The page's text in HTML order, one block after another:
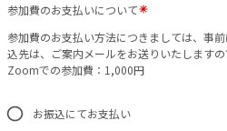
参加費のお支払いについて
参加費のお支払い方法につきましては、事
込先は、ご案内メールをお送りいたしますの
Zoomでの参加費：1,000円
お振込にてお支払い